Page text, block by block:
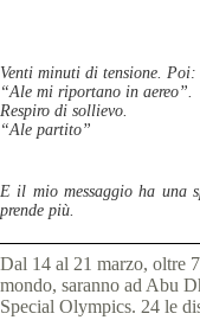
Venti minuti di tensione. Poi:
“Ale mi riportano in aereo”.
Respiro di sollievo.
“Ale partito”
E il mio messaggio ha una
prende più.
Dal 14 al 21 marzo, oltre
mondo, saranno ad Abu
Special Olympics. 24 le